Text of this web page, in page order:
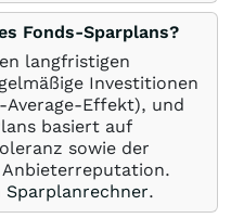
Fonds-Sparplans?
langfristigen
Investitionen
Effekt), und
basiert auf
sowie der
Sparplanrechner.